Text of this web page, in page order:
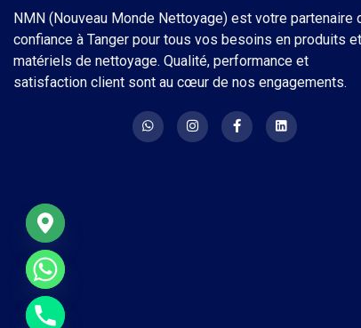
NMN (Nouveau Monde Nettoyage) est votre partenaire
confiance à Tanger pour tous vos besoins en produits et
matériels de nettoyage. Qualité, performance et
satisfaction client sont au cœur de nos engagements.
chaty